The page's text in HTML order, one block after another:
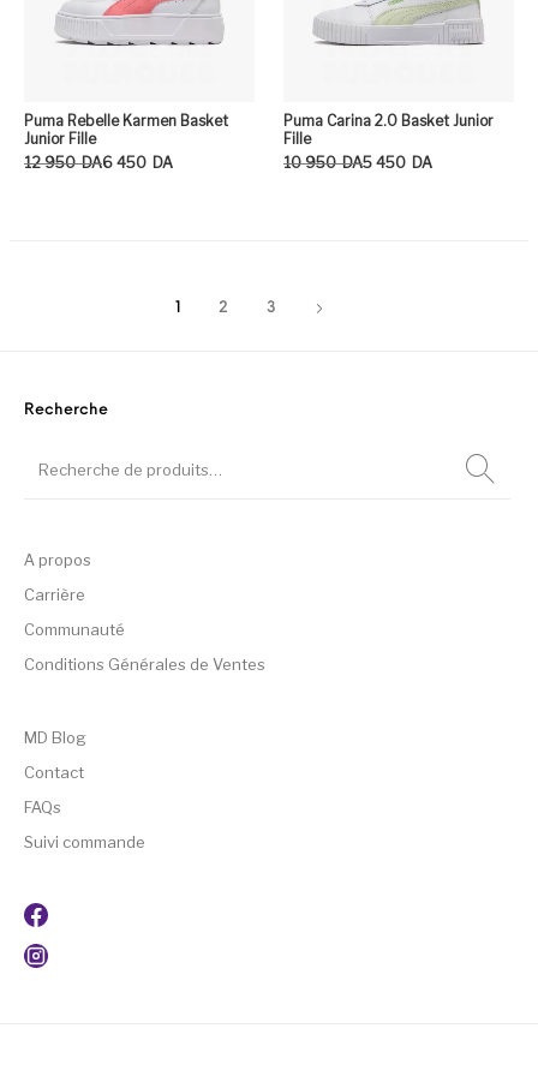
Puma Rebelle Karmen Basket
Junior Fille
12 950 DA
Le prix initial était : 12 950DA.
6 450 DA
Le prix actuel est : 6 450DA.
Puma Carina 2.0 Basket Junior
Fille
10 950 DA
Le prix initial était : 10 950DA.
5 450 DA
Le prix actuel est : 5 450DA.
1 2 3
Recherche
A propos
Carrière
Communauté
Conditions Générales de Ventes
MD Blog
Contact
FAQs
Suivi commande